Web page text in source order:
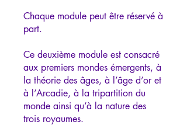
Chaque module peut être réservé à
part.
Ce deuxième module est consacré
aux premiers mondes émergents, à
la théorie des âges, à l’âge d’or et
à l’Arcadie, à la tripartition du
monde ainsi qu’à la nature des
trois royaumes.